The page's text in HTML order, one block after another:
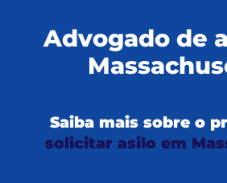
Advogado de
Saiba mais sobre o
solicitar asilo em